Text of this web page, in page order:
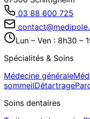
03 88 600 725
Lun – Ven : 8h30 –
Spécialités & Soins
Médecine générale
sommeilDétartrage
Soins dentaires